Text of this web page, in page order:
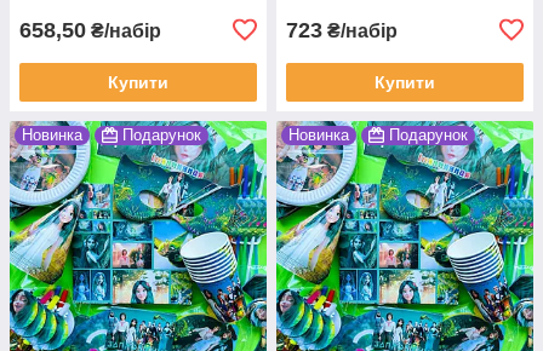
658,50 ₴/набір
Купити
723 ₴/набір
Купити
Новинка Подарунок Новинка Подарунок